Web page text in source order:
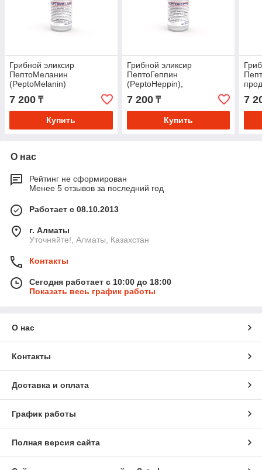
Грибной эликсир
ПептоМеланин
(PeptoMelanin)
7 200 ₸
Купить
Грибной эликсир
ПептоГеппин
(PeptoHeppin),
заболевания ЖКТ и
печени, продукция
компании Аврора
7 200₸
Купить
7
О нас
Рейтинг не сформирован
Менее 5 отзывов за последний год
Работает с 08.10.2013
г. Алматы
Уточняйте!, Алматы, Казахстан
Контакты
Сегодня работает с 10:00 до 18:00
Показать весь график работы
О нас
Контакты
Доставка и оплата
График работы
Полная версия сайта